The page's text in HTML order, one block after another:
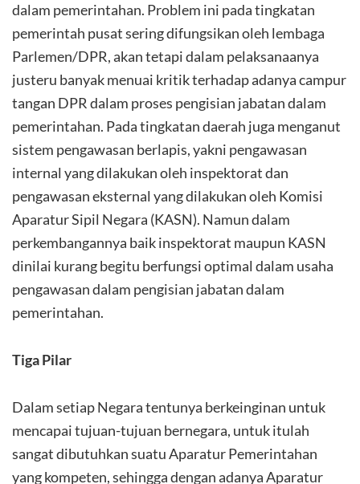
dalam pemerintahan. Problem ini pada tingkatan
pemerintah pusat sering difungsikan oleh lembaga
Parlemen/DPR, akan tetapi dalam pelaksanaanya
justeru banyak menuai kritik terhadap adanya campur
tangan DPR dalam proses pengisian jabatan dalam
pemerintahan. Pada tingkatan daerah juga menganut
sistem pengawasan berlapis, yakni pengawasan
internal yang dilakukan oleh inspektorat dan
pengawasan eksternal yang dilakukan oleh Komisi
Aparatur Sipil Negara (KASN). Namun dalam
perkembangannya baik inspektorat maupun KASN
dinilai kurang begitu berfungsi optimal dalam usaha
pengawasan dalam pengisian jabatan dalam
pemerintahan.
Tiga Pilar
Dalam setiap Negara tentunya berkeinginan untuk
mencapai tujuan-tujuan bernegara, untuk itulah
sangat dibutuhkan suatu Aparatur Pemerintahan
yang kompeten, sehingga dengan adanya Aparatur